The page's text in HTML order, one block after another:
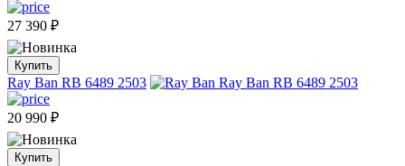
27 390 ₽
Купить
Ray Ban RB 6489 2503
20 990 ₽
Купить